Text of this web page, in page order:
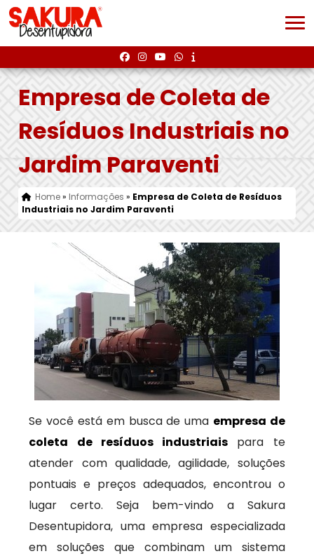
Empresa de Coleta de
Resíduos Industriais no
Jardim Paraventi
Home» Informações » Empresa de Coleta de Resíduos
Industriais no Jardim Paraventi
Se você está em busca de uma empresa de
coleta de resíduos industriais para te
atender com qualidade, agilidade, soluções
pontuais e preços adequados, encontrou o
lugar certo. Seja bem-vindo a Sakura
Desentupidora, uma empresa especializada
em soluções que combinam um sistema